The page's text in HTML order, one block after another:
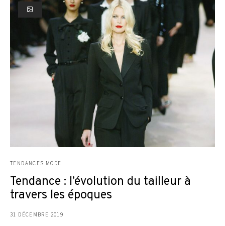
TENDANCES MODE
Tendance : l’évolution du tailleur à
travers les époques
31 DÉCEMBRE 2019